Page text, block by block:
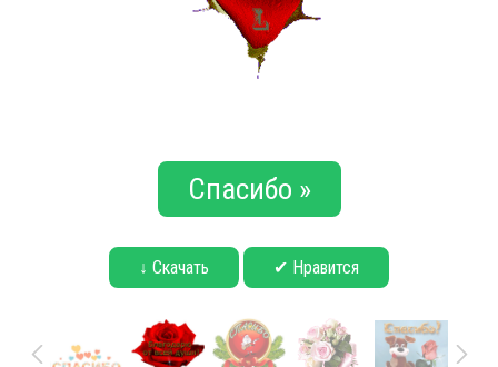
Спасибо »
↓ Скачать ✔ Нравится